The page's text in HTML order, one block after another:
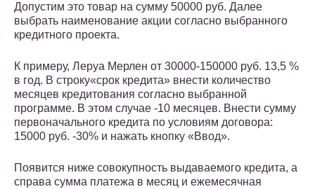
Допустим это товар на сумму 50000 руб. Далее
выбрать наименование акции согласно выбранного
кредитного проекта.
К примеру, Леруа Мерлен от 30000-150000 руб. 13,5 %
в год. В строку«срок кредита» внести количество
месяцев кредитования согласно выбранной
программе. В этом случае -10 месяцев. Внести сумму
первоначального кредита по условиям договора:
15000 руб. -30% и нажать кнопку «Ввод».
Появится ниже совокупность выдаваемого кредита, а
справа сумма платежа в месяц и ежемесячная